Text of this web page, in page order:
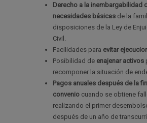
Derecho a la inembargabilidad
necesidades básicas de la
disposiciones de la Ley de
Civil.
Facilidades para evitar
Posibilidad de enajenar activos
recomponer la situación de
Pagos anuales después de la
convenio cuando se obtiene
realizando el primer
después de un año de